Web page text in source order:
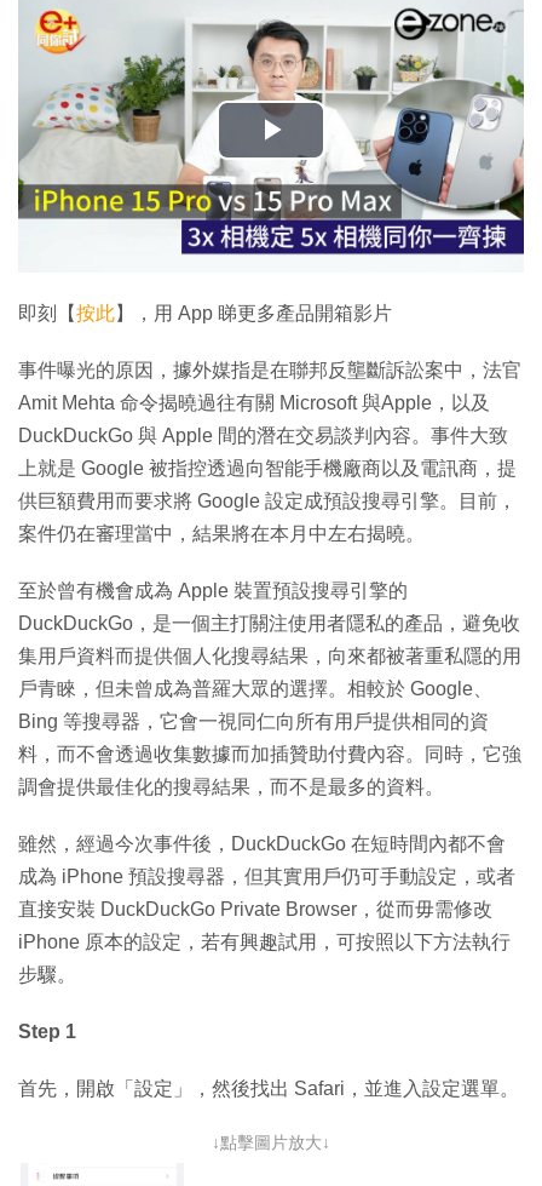
播
放
影
片
即刻【按此】，用 App 睇更多產品開箱影片
事件曝光的原因，據外媒指是在聯邦反壟斷訴訟案中，法官
Amit Mehta 命令揭曉過往有關 Microsoft 與Apple，以及
DuckDuckGo 與 Apple 間的潛在交易談判內容。事件大致
上就是 Google 被指控透過向智能手機廠商以及電訊商，提
供巨額費用而要求將 Google 設定成預設搜尋引擎。目前，
案件仍在審理當中，結果將在本月中左右揭曉。
至於曾有機會成為 Apple 裝置預設搜尋引擎的
DuckDuckGo，是一個主打關注使用者隱私的產品，避免收
集用戶資料而提供個人化搜尋結果，向來都被著重私隱的用
戶青睞，但未曾成為普羅大眾的選擇。相較於 Google、
Bing 等搜尋器，它會一視同仁向所有用戶提供相同的資
料，而不會透過收集數據而加插贊助付費內容。同時，它強
調會提供最佳化的搜尋結果，而不是最多的資料。
雖然，經過今次事件後，DuckDuckGo 在短時間內都不會
成為 iPhone 預設搜尋器，但其實用戶仍可手動設定，或者
直接安裝 DuckDuckGo Private Browser，從而毋需修改
iPhone 原本的設定，若有興趣試用，可按照以下方法執行
步驟。
Step 1
首先，開啟「設定」，然後找出 Safari，並進入設定選單。
↓點擊圖片放大↓